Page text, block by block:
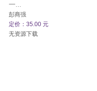
一...
彭商强
定价：35.00 元
无资源下载